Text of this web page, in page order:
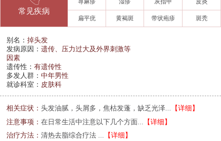
常见疾病
扁平疣 黄褐斑 带状疱疹 斑秃
别名：掉头发
发病原因：遗传、压力过大及外界刺激等
因素
遗传性：有遗传性
多发人群：中年男性
就诊科室： 皮肤科
相关症状：头发油腻，头屑多，焦枯发蓬，缺乏光泽... 【详细】
注意事项：在日常生活中注意以下几个方面...
【详细】
治疗方法：清热去脂综合疗法 ... 【详细】